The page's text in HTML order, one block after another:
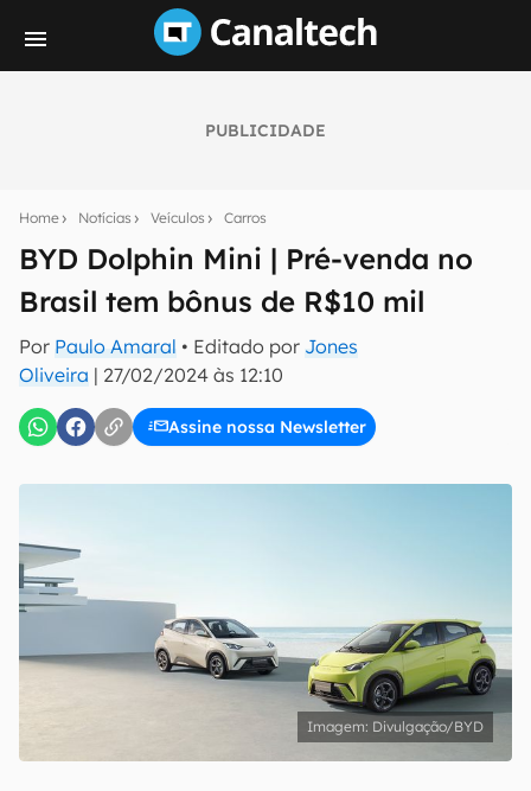
PUBLICIDADE
Home Notícias Veículos Carros
BYD Dolphin Mini | Pré-venda no
Brasil tem bônus de R$10 mil
Por Paulo Amaral • Editado por Jones
Oliveira | 27/02/2024 às 12:10
Assine nossa Newsletter
notícias e reviews sobre tecnologia em primeira
mão.
E-mail
Divulgação/BYD